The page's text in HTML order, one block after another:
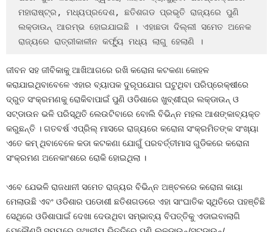
ମହାରାଷ୍ଟ୍ର, ମଧ୍ୟପ୍ରଦେଶ, ଛତିଶଗଡ ପ୍ରଭୃତି ରାଜ୍ୟରେ ପୁଣି
ଲକ୍‍ଡାଉନ୍‍ ଆରମ୍ଭ ହୋଇଯାଇଛି । ଏହାଛଡା ଦିଲ୍ଲୀ ସମେତ ଅନେକ
ରାଜ୍ୟରେ ରାତ୍ରୀକାଳୀନ କର୍ଫ୍ୟୁ ମଧ୍ୟ ଲାଗୁ ହେଲାଣି ।
ଜୀବନ ସହ ଜୀବିକାକୁ ଆଖିଆଗରେ ରଖି କରୋନା କଟକଣା କୋହଳ
କରାଯାଇଥିବାବେଳେ ଏହାର ବ୍ୟାପକ ଦୁରୂପଯୋଗ ଘଟୁଥିବା ପରିପ୍ରେକ୍ଷୀରେ
ଦ୍ରୁତ ସଂକ୍ରମଣକୁ ରୋକିବାପାଇଁ ପୁଣି ଓଡିଶାରେ ଖୁବ୍‍ଶୀଘ୍ର ଲକ୍‍ଡାଉନ୍‍ ଓ
ସଟ୍‍ଡାଉନ ଭଳି ପରିସ୍ଥିତି ଲେଉଟିବାରେ ବୋଲି ବିଭିନ୍ନ ମହଲ ଆଶଙ୍କାବ୍ୟକ୍ତ
କରୁଛନ୍ତି । ଗତବର୍ଷ ଏପ୍ରିଲ୍‍ ମାସରେ ରାଜ୍ୟରେ କରୋନା ସଂକ୍ରମିତଙ୍କ ସଂଖ୍ୟା
ଏତେ କମ୍‍ ଥିବାବେଳେ କଡା କଟକଣା ଯୋଗୁଁ ପରବର୍ତ୍ତୀମାସ ଗୁଡିକରେ କରୋନା
ସଂକ୍ରମଣ ଅନେକାଂଶରେ ରୋକି ହୋଇଥିଲା ।
ଏବେ ଯେଭଳି ରାଜଧାନୀ ସମେତ ରାଜ୍ୟର ବିଭିନ୍ନ ଅଞ୍ଚଳରେ କରୋନା କାୟା
ମେଲାଉଛି ଏବଂ ଓଡିଶାର ପଡୋଶୀ ଛତିଶଗଡରେ ଏହା ସାଂଘାତିକ ସ୍ଥିତିରେ ପହଞ୍ଚିଛି
ସେଥିରେ ଓଡିଶାପାଇଁ ଦେଖା ଦେଉଥିବା ସମ୍ଭାବ୍ୟ ବିପତ୍ତିକୁ ଏଡାଇବାଲାଗି